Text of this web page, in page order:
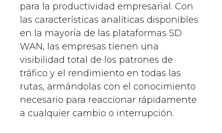
para la productividad empresarial. Con
las características analíticas disponibles
en la mayoría de las plataformas SD
WAN, las empresas tienen una
visibilidad total de los patrones de
tráfico y el rendimiento en todas las
rutas, armándolas con el conocimiento
necesario para reaccionar rápidamente
a cualquier cambio o interrupción.